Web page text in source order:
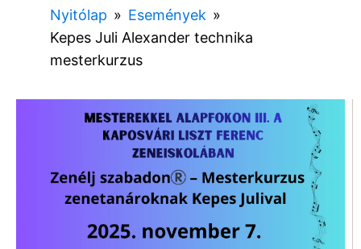
Nyitólap » Események »
Kepes Juli Alexander technika
mesterkurzus